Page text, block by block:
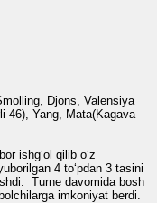
Djons, Valensiya
46), Yang, Mata(Kagava
ishg‘ol qilib o‘z
4 to‘pdan 3 tasini
Turne davomida bosh
imkoniyat berdi.